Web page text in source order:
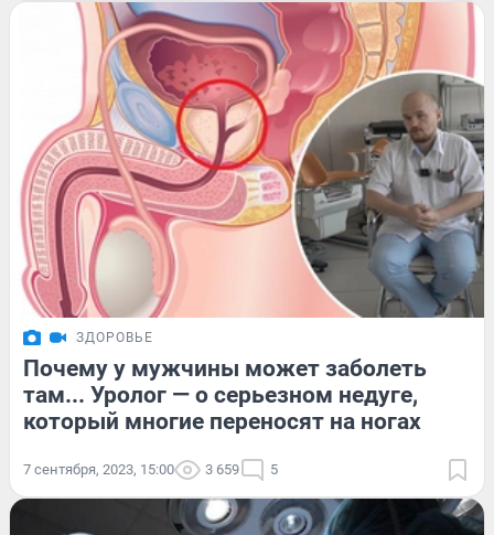
ЗДОРОВЬЕ
Почему у мужчины может заболеть
там... Уролог — о серьезном недуге,
который многие переносят на ногах
7 сентября, 2023, 15:00 3 659 5